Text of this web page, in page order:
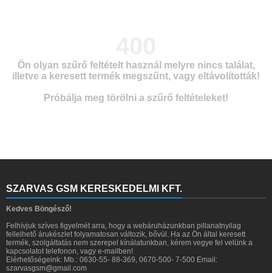
Ön olyan szűrő feltételt használ melyre nincs találat,
illetve a keresett termék megszűnt, vagy eltávolították!
Próbálja meg törölni a szűrő feltételeket!
SZARVAS GSM KERESKEDELMI KFT.
Kedves Böngésző!
Felhívjuk szíves figyelmét arra, hogy a webáruházunkban pillanatnyilag
fellelhető árukészlet folyamatosan változik, bővül. Ha az Ön által keresett
termék, szolgáltatás nem szerepel kínálatunkban, kérem vegye fel velünk a
kapcsolatot telefonon, vagy e-mailben!
Elérhetőségeink: Mb.: 0630-55- 88-369, 0670-500- 7-500 Email:
szarvasgsm@gmail.com